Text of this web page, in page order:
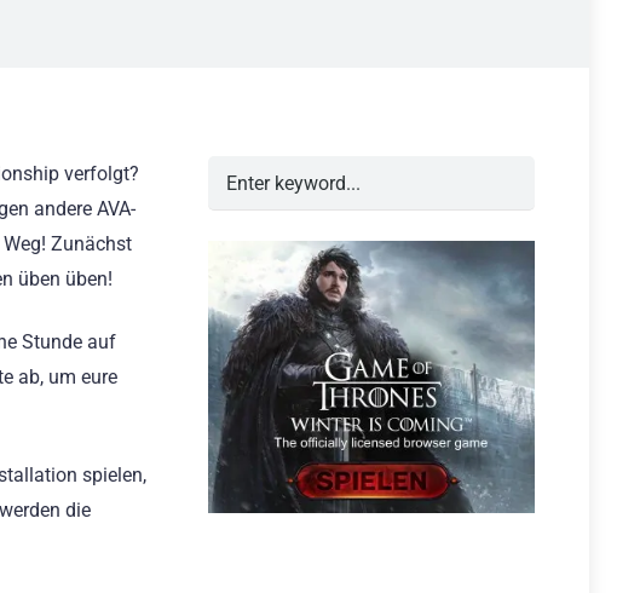
verfolgt?
andere AVA-
Zunächst
üben üben!
Stunde auf
ab, um eure
spielen,
die